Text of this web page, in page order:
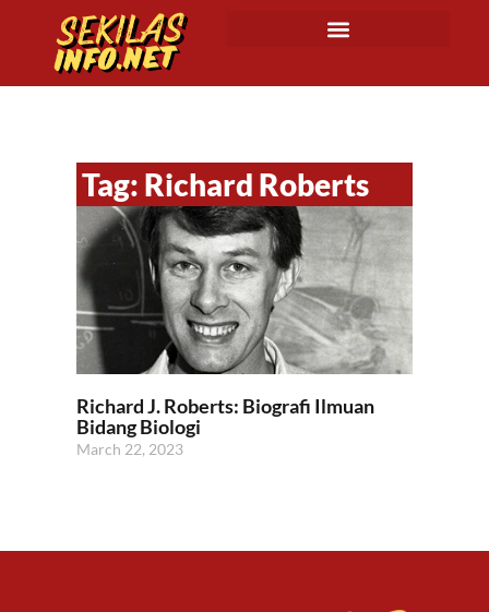
Tag: Richard Roberts
Richard J. Roberts: Biografi Ilmuan
Bidang Biologi
March 22, 2023